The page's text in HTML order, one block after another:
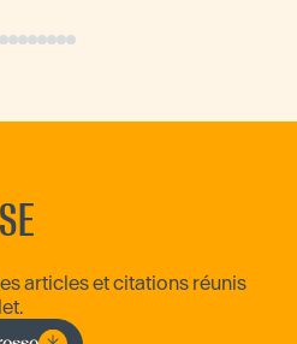
articles et citations réunis